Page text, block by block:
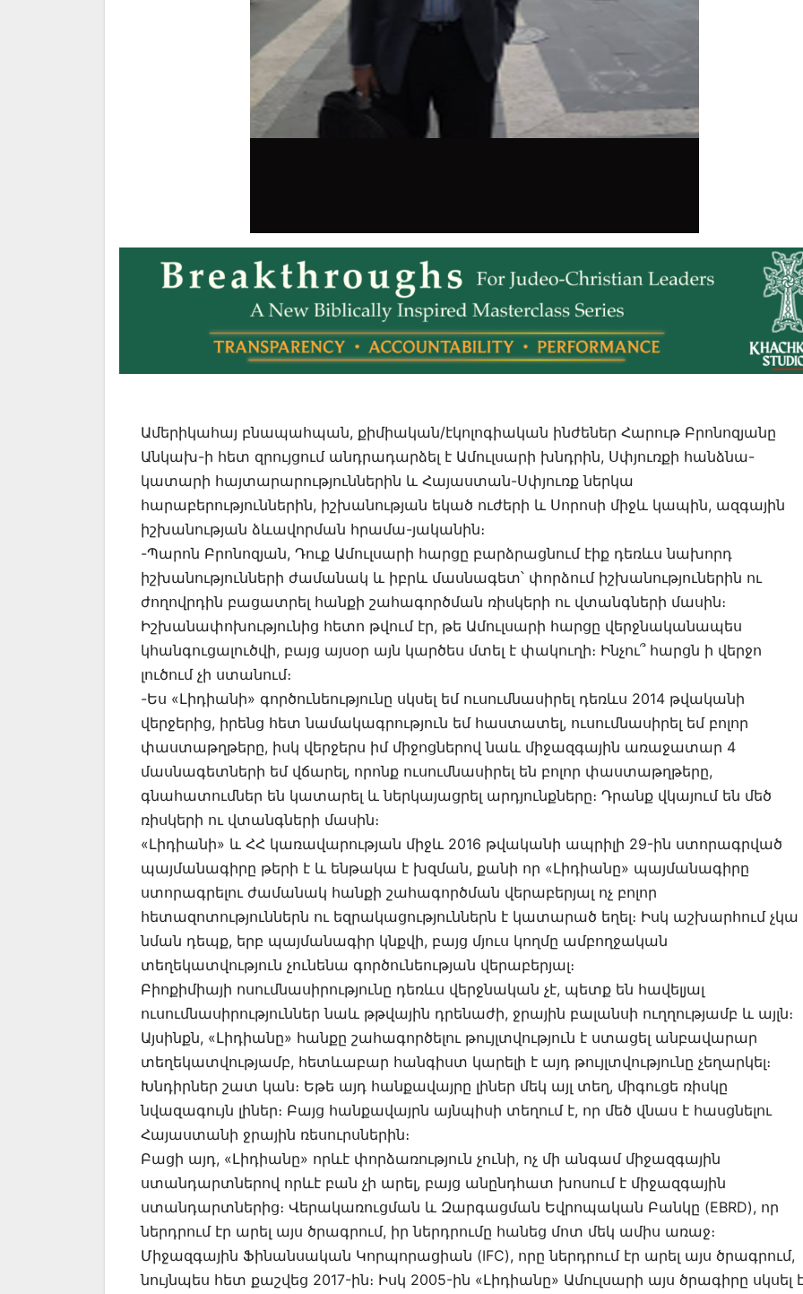
Ամերիկահայ բնապահպան, քիմիական/էկոլոգիական ինժեներ Հարութ Բրոնոզյանը
Անկախ-ի հետ զրույցում անդրադարձել է Ամուլսարի խնդրին, Սփյուռքի հանձնա-
կատարի հայտարարություններին և Հայաստան-Սփյուռք ներկա
հարաբերություններին, իշխանության եկած ուժերի և Սորոսի միջև կապին, ազգային
իշխանության ձևավորման հրամա-յականին։
-Պարոն Բրոնոզյան, Դուք Ամուլսարի հարցը բարձրացնում էիք դեռևս նախորդ
իշխանությունների ժամանակ և իբրև մասնագետ՝ փորձում իշխանություներին ու
ժողովրդին բացատրել հանքի շահագործման ռիսկերի ու վտանգների մասին։
Իշխանափոխությունից հետո թվում էր, թե Ամուլսարի հարցը վերջնականապես
կհանգուցալուծվի, բայց այսօր այն կարծես մտել է փակուղի։ Ինչու՞ հարցն ի վերջո
լուծում չի ստանում։
-Ես «Լիդիանի» գործունեությունը սկսել եմ ուսումնասիրել դեռևս 2014 թվականի
վերջերից, իրենց հետ նամակագրություն եմ հաստատել, ուսումնասիրել եմ բոլոր
փաստաթղթերը, իսկ վերջերս իմ միջոցներով նաև միջազգային առաջատար 4
մասնագետների եմ վճարել, որոնք ուսումնասիրել են բոլոր փաստաթղթերը,
գնահատումներ են կատարել և ներկայացրել արդյունքները։ Դրանք վկայում են մեծ
ռիսկերի ու վտանգների մասին։
«Լիդիանի» և ՀՀ կառավարության միջև 2016 թվականի ապրիլի 29-ին ստորագրված
պայմանագիրը թերի է և ենթակա է խզման, քանի որ «Լիդիանը» պայմանագիրը
ստորագրելու ժամանակ հանքի շահագործման վերաբերյալ ոչ բոլոր
հետազոտություններն ու եզրակացություններն է կատարած եղել։ Իսկ աշխարհում չկա
նման դեպք, երբ պայմանագիր կնքվի, բայց մյուս կողմը ամբողջական
տեղեկատվություն չունենա գործունեության վերաբերյալ։
Բիոքիմիայի ոսումնասիրությունը դեռևս վերջնական չէ, պետք են հավելյալ
ուսումնասիրություններ նաև թթվային դրենաժի, ջրային բալանսի ուղղությամբ և այլն։
Այսինքն, «Լիդիանը» հանքը շահագործելու թույլտվություն է ստացել անբավարար
տեղեկատվությամբ, հետևաբար հանգիստ կարելի է այդ թույլտվությունը չեղարկել։
Խնդիրներ շատ կան։ Եթե այդ հանքավայրը լիներ մեկ այլ տեղ, միգուցե ռիսկը
նվազագույն լիներ։ Բայց հանքավայրն այնպիսի տեղում է, որ մեծ վնաս է հասցնելու
Հայաստանի ջրային ռեսուրսներին։
Բացի այդ, «Լիդիանը» որևէ փորձառություն չունի, ոչ մի անգամ միջազգային
ստանդարտներով որևէ բան չի արել, բայց անընդհատ խոսում է միջազգային
ստանդարտներից։ Վերակառուցման և Զարգացման Եվրոպական Բանկը (EBRD), որ
ներդրում էր արել այս ծրագրում, իր ներդրումը հանեց մոտ մեկ ամիս առաջ։
Միջազգային Ֆինանսական Կորպորացիան (IFC), որը ներդրում էր արել այս ծրագրում,
նույնպես հետ քաշվեց 2017-ին։ Իսկ 2005-ին «Լիդիանը» Ամուլսարի այս ծրագիրը սկսել է